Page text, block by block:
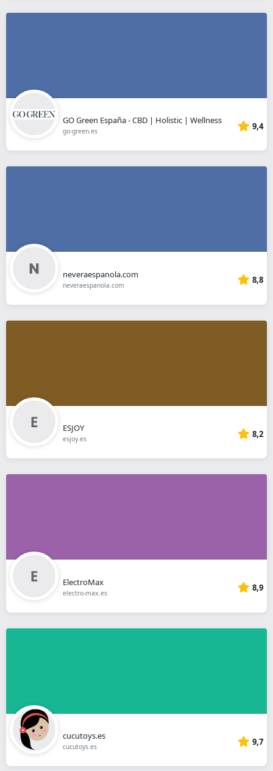
GO Green España - CBD | Holistic | Wellness
go-green.es 9,4
neveraespanola.com
neveraespanola.com 8,8
ESJOY
esjoy.es 8,2
ElectroMax
electro-max.es 8,9
cucutoys.es
cucutoys.es 9,7